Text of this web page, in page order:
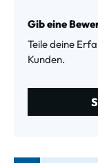
Gib eine
Teile deine
Kunden.